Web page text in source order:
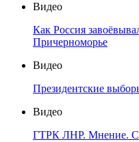
Видео
Как Россия
Причерноморье
Видео
Президентские
Видео
ГТРК ЛНР. Мнение.